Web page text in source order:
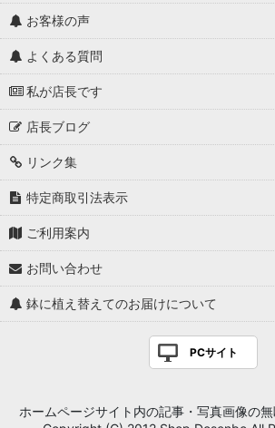
お客様の声
よくある質問
私が店長です
店長ブログ
リンク集
特定商取引法表示
ご利用案内
お問い合わせ
鉢に植え替えてのお届けについて
PCサイト
ホームページサイト内の記事・写真画像の無